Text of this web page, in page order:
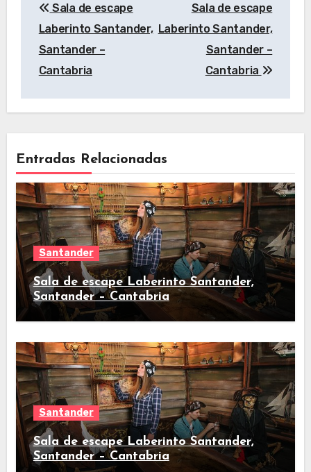
de
entradas
Sala de escape
Laberinto Santander,
Santander –
Cantabria
Sala de escape
Laberinto Santander,
Santander –
Cantabria
Entradas Relacionadas
Santander
Sala de escape Laberinto Santander,
Santander – Cantabria
Santander
Sala de escape Laberinto Santander,
Santander – Cantabria